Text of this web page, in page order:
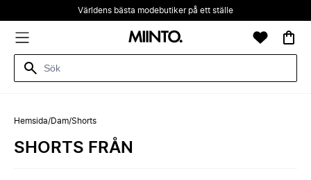
Världens bästa modebutiker på ett ställe
Hemsida/Dam/Shorts
SHORTS FRÅN